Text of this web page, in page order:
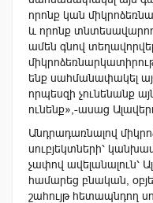
որոնք կան
և որոնք տնտեսավարող
ամեն գնով տեղավորվել,
ենք սահմանափակել այդ
որպեսզի չունենանք
ունենք»,-ասաց
Անդրադառնալով
սուբյեկտների՝
չափով ավելանալուն՝
համարեց բնական,
շահույթ հետապնդող